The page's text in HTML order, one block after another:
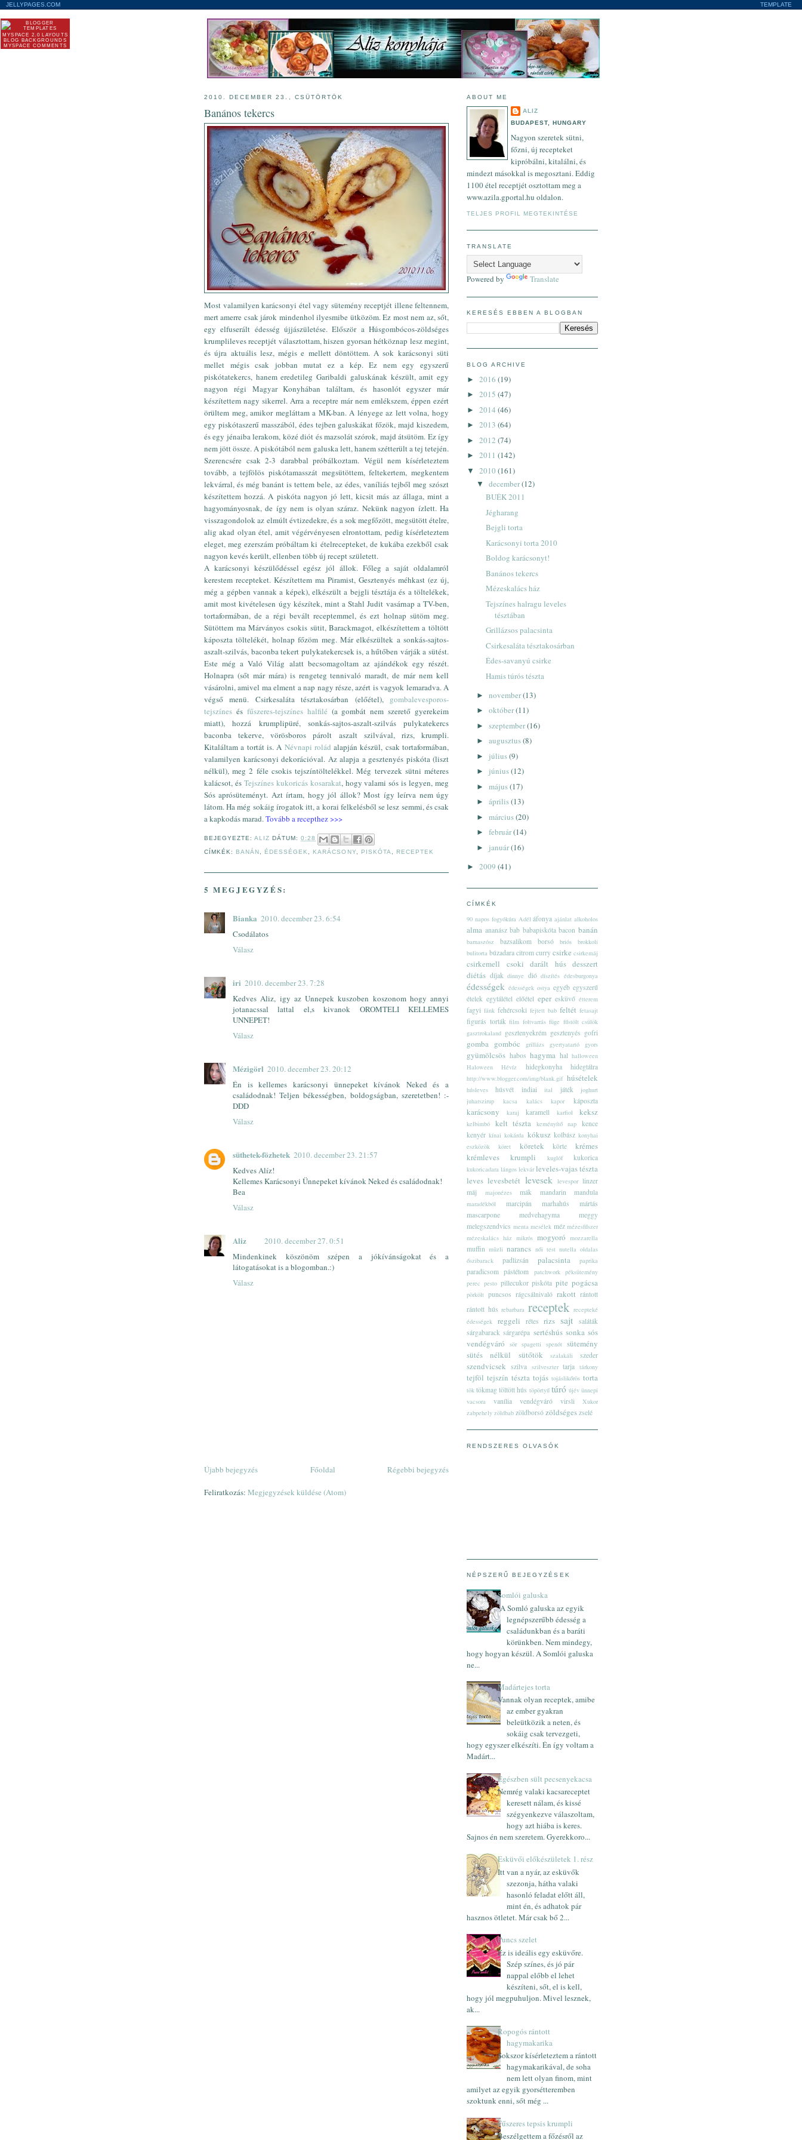
TEMPLATE
JELLYPAGES.COM
2010. DECEMBER 23., CSÜTÖRTÖK
Banános tekercs
Most valamilyen karácsonyi étel vagy sütemény receptjét illene feltennem,
mert amerre csak járok mindenhol ilyesmibe ütközöm. Ez most nem az, sőt,
egy elfuserált édesség újjászületése. Először a Húsgombócos-zöldséges
krumplileves receptjét választottam, hiszen gyorsan hétköznap lesz megint,
és újra aktuális lesz, mégis e mellett döntöttem. A sok karácsonyi süti
mellet mégis csak jobban mutat ez a kép. Ez nem egy egyszerű
piskótatekercs, hanem eredetileg Garibaldi galuskának készült, amit egy
nagyon régi Magyar Konyhában találtam, és hasonlót egyszer már
készítettem nagy sikerrel. Arra a receptre már nem emlékszem, éppen ezért
örültem meg, amikor megláttam a MK-ban. A lényege az lett volna, hogy
egy piskótaszerű masszából, édes tejben galuskákat főzök, majd kiszedem,
és egy jénaiba lerakom, közé diót és mazsolát szórok, majd átsütöm. Ez így
nem jött össze. A piskótából nem galuska lett, hanem szétterült a tej tetején.
Szerencsére csak 2-3 darabbal próbálkoztam. Végül nem kísérleteztem
tovább, a tejfölös piskótamasszát megsütöttem, feltekertem, megkentem
lekvárral, és még banánt is tettem bele, az édes, vaníliás tejből meg szószt
készítettem hozzá. A piskóta nagyon jó lett, kicsit más az állaga, mint a
hagyományosnak, de így nem is olyan száraz. Nekünk nagyon ízlett. Ha
visszagondolok az elmúlt évtizedekre, és a sok megfőzött, megsütött ételre,
alig akad olyan étel, amit végérvényesen elrontottam, pedig kísérleteztem
eleget, meg ezerszám próbáltam ki ételrecepteket, de kukába ezekből csak
nagyon kevés került, ellenben több új recept született.
A karácsonyi készülődéssel egész jól állok. Főleg a saját oldalamról
kerestem recepteket. Készítettem ma Piramist, Gesztenyés méhkast (ez új,
még a gépben vannak a képek), elkészült a bejgli tésztája és a töltelékek,
amit most kivételesen úgy készítek, mint a Stahl Judit vasárnap a TV-ben,
tortaformában, de a régi bevált receptemmel, és ezt holnap sütöm meg.
Sütöttem ma Márványos csokis sütit, Barackmagot, elkészítettem a töltött
káposzta töltelékét, holnap főzöm meg. Már elkészültek a sonkás-sajtos-
aszalt-szilvás, baconba tekert pulykatekercsek is, a hűtőben várják a sütést.
Este még a Való Világ alatt becsomagoltam az ajándékok egy részét.
Holnapra (sőt már mára) is rengeteg tennivaló maradt, de már nem kell
vásárolni, amivel ma elment a nap nagy része, azért is vagyok lemaradva. A
végső menü. Csirkesaláta tésztakosárban (előétel), gombalevesporos-
tejszínes és fűszeres-tejszínes halfilé (a gombát nem szerető gyerekeim
miatt), hozzá krumplipüré, sonkás-sajtos-aszalt-szilvás pulykatekercs
baconba tekerve, vörösboros párolt aszalt szilvával, rizs, krumpli.
Kitaláltam a tortát is. A Névnapi rolád alapján készül, csak tortaformában,
valamilyen karácsonyi dekorációval. Az alapja a gesztenyés piskóta (liszt
nélkül), meg 2 féle csokis tejszíntöltelékkel. Még tervezek sütni méteres
kalácsot, és Tejszínes kukoricás kosarakat, hogy valami sós is legyen, meg
Sós aprósüteményt. Azt írtam, hogy jól állok? Most így leírva nem úgy
látom. Ha még sokáig írogatok itt, a korai felkelésből se lesz semmi, és csak
a kapkodás marad.Tovább a recepthez >>>
BEJEGYEZTE:ALIZ DÁTUM:0:28
CÍMKÉK: BANÁN ÉDESSÉGEK KARÁCSONY PISKÓTA RECEPTEK
5 MEGJEGYZÉS:
Bianka 2010. december 23. 6:54
Csodálatos
Válasz
iri 2010. december 23. 7:28
Kedves Aliz, igy az Unnepek kuszoben koszonom hogy annyi
jotanacssal lattal el,s kivanok OROMTELI KELLEMES
UNNEPET!
Válasz
Mézigörl 2010. december 23. 20:12
Én is kellemes karácsonyi ünnepeket kívánok Neked és a
családodnak! Teljen békességben, boldogságban, szeretetben! :-
DDD
Válasz
süthetek-fözhetek 2010. december 23. 21:57
Kedves Alíz!
Kellemes Karácsonyi Ünnepeket kívánok Neked és családodnak!
Bea
Válasz
Aliz
2010. december 27. 0:51
Mindenkinek köszönöm szépen a jókívánságokat és a
látogatásokat is a blogomban.:)
Válasz
Újabb bejegyzés Régebbi bejegyzés
Főoldal
Feliratkozás: Megjegyzések küldése (Atom)
ABOUT ME
ALIZ
BUDAPEST, HUNGARY
Nagyon szeretek sütni,
főzni, új recepteket
kipróbálni, kitalálni, és
mindezt másokkal is megosztani. Eddig
1100 étel receptjét osztottam meg a
www.azila.gportal.hu oldalon.
TELJES PROFIL MEGTEKINTÉSE
TRANSLATE
Powered by Translate
KERESÉS EBBEN A BLOGBAN
BLOG ARCHIVE
► 2016 (19)
► 2015 (47)
► 2014 (46)
► 2013 (64)
► 2012 (74)
► 2011 (142)
▼ 2010 (161)
▼ december(12)
BUÉK 2011
Jégharang
Bejgli torta
Karácsonyi torta 2010
Boldog karácsonyt!
Banános tekercs
Mézeskalács ház
Tejszínes halragu leveles
tésztában
Grillázsos palacsinta
Csirkesaláta tésztakosárban
Édes-savanyú csirke
Hamis túrós tészta
► november(13)
► október(11)
► szeptember(16)
► augusztus(8)
► július(9)
► június(12)
► május(17)
► április(13)
► március(20)
► február(14)
► január(16)
► 2009 (41)
CÍMKÉK
90 napos fogyókúra Adél áfonya ajánlat alkoholos
alma ananász bab babapiskóta bacon banán
barnaszósz bazsalikom borsó briós
brokkoli
bulitorta búzadara citrom curry csirke csirkemáj
csirkemell csoki darált hús desszert
diétás díjak dinnye dió díszítés édesburgonya
édességek édességek ostya egyéb egyszerű
ételek egytálétel előétel eper esküvő étterem
fagyi fánk fehércsoki fejtett bab feltét fetasajt
figurás torták film foltvarrás füge fűstölt csülök
gasztrokaland gesztenyekrém gesztenyés gofri
gomba gombóc grillázs gyertyatartó gyors
gyümölcsös habos hagyma hal halloween
Haloween
Hévíz hidegkonyha hidegtálra
http://www.blogger.com/img/blank.gif húsételek
húsleves húsvét indiai ital játék
joghurt
juharszirup
kacsa kalács kapor káposzta
karácsony karaj karamell karfiol keksz
kelbimbó kelt tészta keményítő nap
kence
kenyér kínai kokárda kókusz kolbász konyhai
eszközök
köret köretek körte
krémes
krémleves
krumpli kuglóf kukorica
kukoricadara lángos lekvár leveles-vajas tészta
leves levesbetét levesek levespor linzer
máj
majonézes mák mandarin mandula
maradékból marcipán marhahús
mártás
mascarpone
medvehagyma
meggy
melegszendvics menta mesélek méz mézesfűszer
mézeskalács ház
mikrós mogyoró mozzarella
muffin müzli narancs női test nutella oldalas
őszibarack
padlizsán palacsinta paprika
paradicsom pástétom patchwork péksütemény
perec pesto pillecukor piskóta pite pogácsa
pörkölt puncsos rágcsálnivaló rakott rántott
rántott hús rebarbara receptek recepteké
édességek
reggeli rétes rizs sajt
saláták
sárgabarack sárgarépa sertéshús sonka sós
vendégváró
sör spagetti spenót
sütemény
sütés nélkül
sütőtök szalakáli szeder
szendvicsek szilva szilveszter tarja tárkony
tejföl tejszín tészta tojás tojáslikőrös torta
tök tökmag töltött hús töpörtyű túró újév ünnepi
vacsora
vanília vendégváró virsli
Xukor
zabpehely zöldbab zöldborsó zöldséges zselé
RENDSZERES OLVASÓK
NÉPSZERŰ BEJEGYZÉSEK
Somlói galuska
A Somló galuska az egyik
legnépszerűbb édesség a
családunkban és a baráti
körünkben. Nem mindegy,
hogy hogyan készül. A Somlói galuska
ne...
Madártejes torta
Vannak olyan receptek, amibe
az ember gyakran
beleütközik a neten, és
sokáig csak tervezgeti,
hogy egyszer elkészíti. Én így voltam a
Madárt...
Egészben sült pecsenyekacsa
Nemrég valaki kacsareceptet
keresett nálam, és kissé
szégyenkezve válaszoltam,
hogy azt hiába is keres.
Sajnos én nem szeretem. Gyerekkoro...
Esküvői előkészületek 1. rész
Itt van a nyár, az esküvők
szezonja, hátha valaki
hasonló feladat előtt áll,
mint én, és adhatok pár
hasznos ötletet. Már csak bő 2...
Puncs szelet
Ez is ideális egy esküvőre.
Szép színes, és jó pár
nappal előbb el lehet
készíteni, sőt, el is kell,
hogy jól megpuhuljon. Mivel lesznek,
ak...
Ropogós rántott
hagymakarika
Sokszor kísérleteztem a rántott
hagymakarikával, de soha
nem lett olyan finom, mint
amilyet az egyik gyorsétteremben
szoktunk enni, sőt még ...
Fűszeres tepsis krumpli
Beszélgettem a főzésről az
MYSPACE 2.0 LAYOUTS
BLOG BACKGROUNDS
MYSPACE COMMENTS